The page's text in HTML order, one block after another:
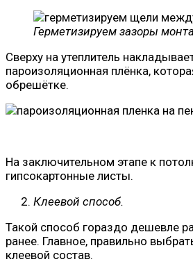
Герметизируем зазоры
Сверху на утеплитель
пароизоляционная плёнка,
обрешётке.
На заключительном этапе к
гипсокартонные листы.
Клеевой способ.
Такой способ гораздо дешевле
ранее. Главное, правильно
клеевой состав.